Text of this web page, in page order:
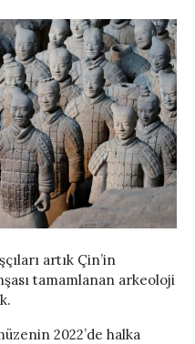
artık Çin’in
tamamlanan arkeoloji
2022’de halka